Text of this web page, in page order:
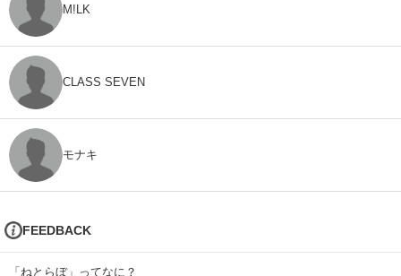
M!LK
CLASS SEVEN
モナキ
FEEDBACK
「ねとらぼ」ってなに？